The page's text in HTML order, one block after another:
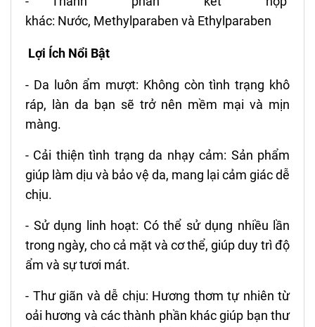
khác: Nước, Methylparaben và Ethylparaben
Lợi Ích Nổi Bật
- Da luôn ẩm mượt: Không còn tình trạng khô
ráp, làn da bạn sẽ trở nên mềm mại và mịn
màng.
- Cải thiện tình trạng da nhạy cảm: Sản phẩm
giúp làm dịu và bảo vệ da, mang lại cảm giác dễ
chịu.
- Sử dụng linh hoạt: Có thể sử dụng nhiều lần
trong ngày, cho cả mặt và cơ thể, giúp duy trì độ
ẩm và sự tươi mát.
- Thư giãn và dễ chịu: Hương thơm tự nhiên từ
oải hương và các thành phần khác giúp bạn thư